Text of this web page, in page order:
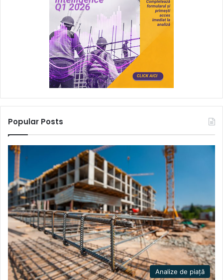
Popular Posts
Analize de piață